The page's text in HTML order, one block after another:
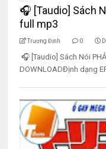
🎧 [Taudio] Sách
full mp3
Trương Định 0
🎧 [Taudio] Sách Nói
DOWNLOADĐịnh